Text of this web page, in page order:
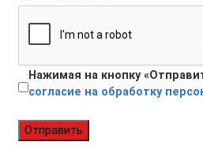
Нажимая на кнопку
согласие на обработку
Отправить